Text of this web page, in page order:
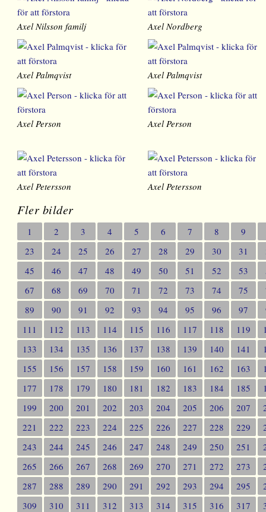
Axel Nilsson familj Axel Nordberg
Axel Palmqvist Axel Palmqvist
Axel Person Axel Person
Axel Petersson Axel Petersson
Fler bilder
1 2 3 4 5 6 7 8 9
23
24 25 26 27 28 29 30 31
45
46 47 48 49 50 51 52 53
67
68 69 70 71 72 73 74 75
89
90 91 92 93 94 95 96 97
111
112 113 114 115 116 117 118 119
133
134 135 136 137 138 139 140 141
155
156 157 158 159 160 161 162 163
177
178 179 180 181 182 183 184 185
199
200 201 202 203 204 205 206 207
221
222 223 224 225 226 227 228 229
243
244 245 246 247 248 249 250 251
265
266 267 268 269 270 271 272 273
287
288 289 290 291 292 293 294 295
309
310 311 312 313 314 315 316 317